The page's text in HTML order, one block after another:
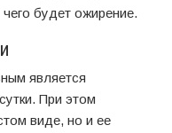
будет ожирение.
является
При этом
виде, но и ее